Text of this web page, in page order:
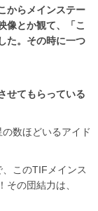
からメインステー
像とか観て、「こ
た。その時に一つ
せてもらっている
数ほどいるアイド
このTIFメインス
の団結力は、